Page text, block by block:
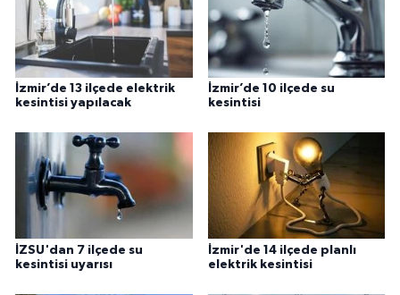
İzmir’de 13 ilçede elektrik
kesintisi yapılacak
İzmir’de 10 ilçede su
kesintisi
İZSU'dan 7 ilçede su
kesintisi uyarısı
İzmir'de 14 ilçede planlı
elektrik kesintisi